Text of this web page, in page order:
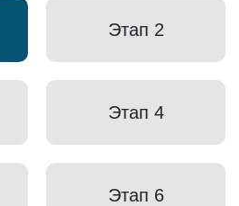
Этап 2
Этап 4
Этап 6